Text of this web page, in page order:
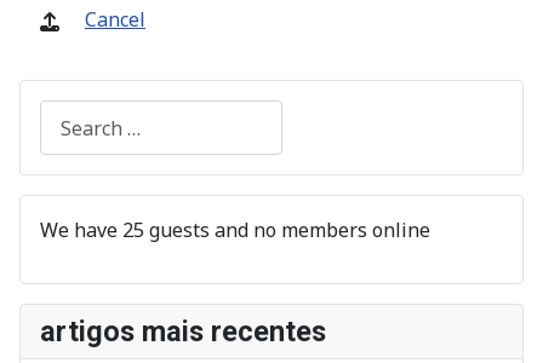
Cancel
We have 25 guests and no members online
artigos mais recentes